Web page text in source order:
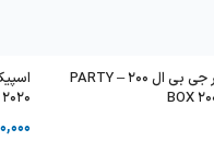
اسپیکر جی بی ال 200 – PARTY
BOX